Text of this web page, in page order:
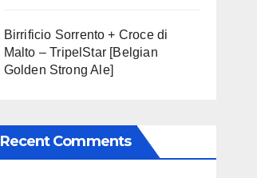
Birrificio Sorrento + Croce di
Malto – TripelStar [Belgian
Golden Strong Ale]
Recent Comments